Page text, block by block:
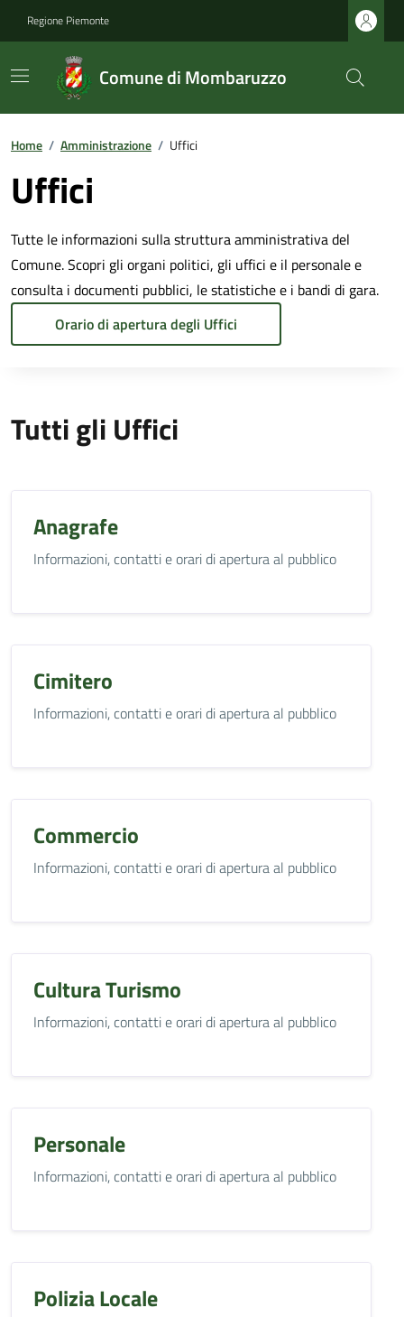
Regione Piemonte
Comune di Mombaruzzo
Home / Amministrazione / Uffici
Uffici
Tutte le informazioni sulla struttura amministrativa del
Comune. Scopri gli organi politici, gli uffici e il personale e
consulta i documenti pubblici, le statistiche e i bandi di gara.
Orario di apertura degli Uffici
Tutti gli Uffici
Anagrafe
Informazioni, contatti e orari di apertura al pubblico
Cimitero
Informazioni, contatti e orari di apertura al pubblico
Commercio
Informazioni, contatti e orari di apertura al pubblico
Cultura Turismo
Informazioni, contatti e orari di apertura al pubblico
Personale
Informazioni, contatti e orari di apertura al pubblico
Polizia Locale